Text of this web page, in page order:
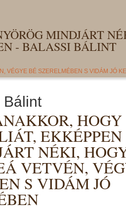
MINDJÁRT
- BALASSI BÁLINT
VÉGYE BÉ SZERELMÉBEN S VIDÁM JÓ
Bálint
HOGY
EKKÉPPEN
NÉKI,
VETVÉN,
S VIDÁM JÓ